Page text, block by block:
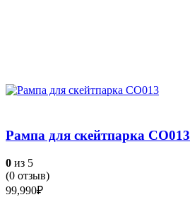
Рампа для скейтпарка СО013
0 из 5
(0 отзыв)
99,990₽